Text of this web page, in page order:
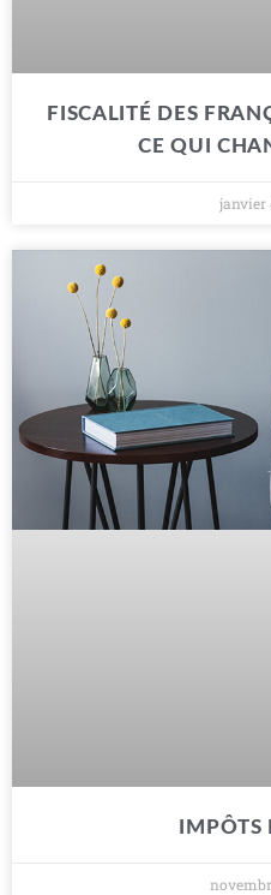
FISCALITÉ DES
CE QUI
janvier